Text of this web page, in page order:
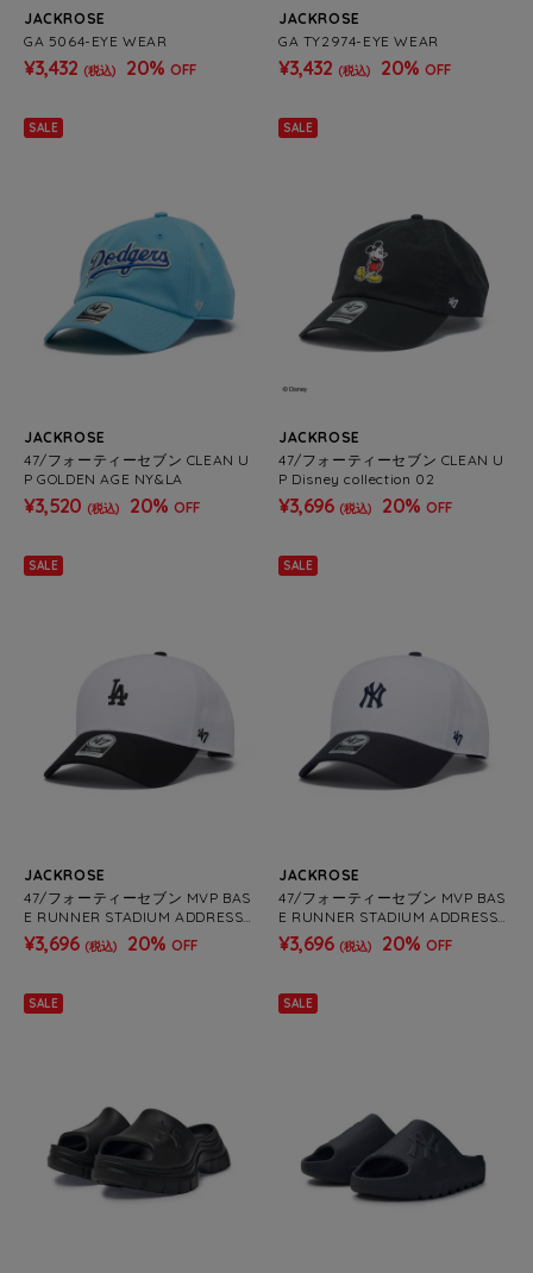
JACKROSE
GA 5064-EYE WEAR
¥3,432 (税込) 20% OFF
JACKROSE
GA TY2974-EYE WEAR
¥3,432 (税込) 20% OFF
SALE
JACKROSE
47/フォーティーセブン CLEAN U
P GOLDEN AGE NY&LA
¥3,520 (税込) 20% OFF
SALE
JACKROSE
47/フォーティーセブン CLEAN U
P Disney collection 02
¥3,696 (税込) 20% OFF
SALE
JACKROSE
47/フォーティーセブン MVP BAS
E RUNNER STADIUM ADDRESS
LA&NY
¥3,696 (税込) 20% OFF
SALE
JACKROSE
47/フォーティーセブン MVP BAS
E RUNNER STADIUM ADDRESS
LA&NY
¥3,696 (税込) 20% OFF
SALE SALE